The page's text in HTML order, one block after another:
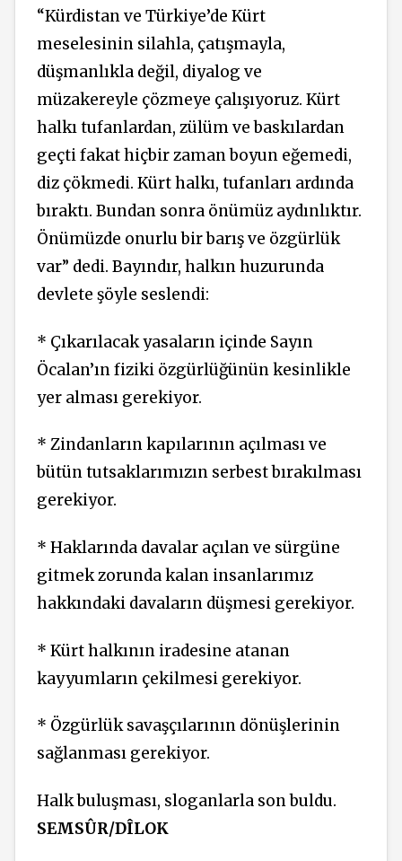
“Kürdistan ve Türkiye’de Kürt
meselesinin silahla, çatışmayla,
düşmanlıkla değil, diyalog ve
müzakereyle çözmeye çalışıyoruz. Kürt
halkı tufanlardan, zülüm ve baskılardan
geçti fakat hiçbir zaman boyun eğemedi,
diz çökmedi. Kürt halkı, tufanları ardında
bıraktı. Bundan sonra önümüz aydınlıktır.
Önümüzde onurlu bir barış ve özgürlük
var” dedi. Bayındır, halkın huzurunda
devlete şöyle seslendi:
* Çıkarılacak yasaların içinde Sayın
Öcalan’ın fiziki özgürlüğünün kesinlikle
yer alması gerekiyor.
* Zindanların kapılarının açılması ve
bütün tutsaklarımızın serbest bırakılması
gerekiyor.
* Haklarında davalar açılan ve sürgüne
gitmek zorunda kalan insanlarımız
hakkındaki davaların düşmesi gerekiyor.
* Kürt halkının iradesine atanan
kayyumların çekilmesi gerekiyor.
* Özgürlük savaşçılarının dönüşlerinin
sağlanması gerekiyor.
Halk buluşması, sloganlarla son buldu.
SEMSÛR/DÎLOK